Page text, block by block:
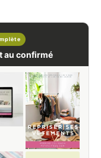
au confirmé